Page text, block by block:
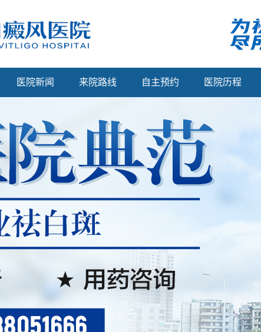
医院新闻 来院路线 自主预约 医院历程